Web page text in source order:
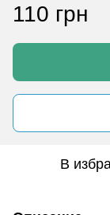
110 грн
В